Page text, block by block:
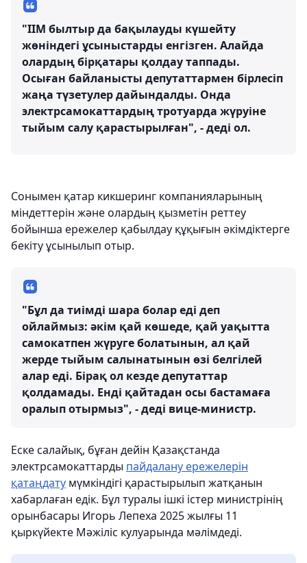
"ІІМ былтыр да бақылауды күшейту
жөніндегі ұсыныстарды енгізген. Алайда
олардың бірқатары қолдау таппады.
Осыған байланысты депутаттармен бірлесіп
жаңа түзетулер дайындалды. Онда
электрсамокаттардың тротуарда жүруіне
тыйым салу қарастырылған", - деді ол.
Сонымен қатар кикшеринг компанияларының
міндеттерін және олардың қызметін реттеу
бойынша ережелер қабылдау құқығын әкімдіктерге
бекіту ұсынылып отыр.
"Бұл да тиімді шара болар еді деп
ойлаймыз: әкім қай көшеде, қай уақытта
самокатпен жүруге болатынын, ал қай
жерде тыйым салынатынын өзі белгілей
алар еді. Бірақ ол кезде депутаттар
қолдамады. Енді қайтадан осы бастамаға
оралып отырмыз", - деді вице-министр.
Еске салайық, бұған дейін Қазақстанда
электрсамокаттарды пайдалану ережелерін
қатаңдату мүмкіндігі қарастырылып жатқанын
хабарлаған едік. Бұл туралы ішкі істер министрінің
орынбасары Игорь Лепеха 2025 жылғы 11
қыркүйекте Мәжіліс кулуарында мәлімдеді.